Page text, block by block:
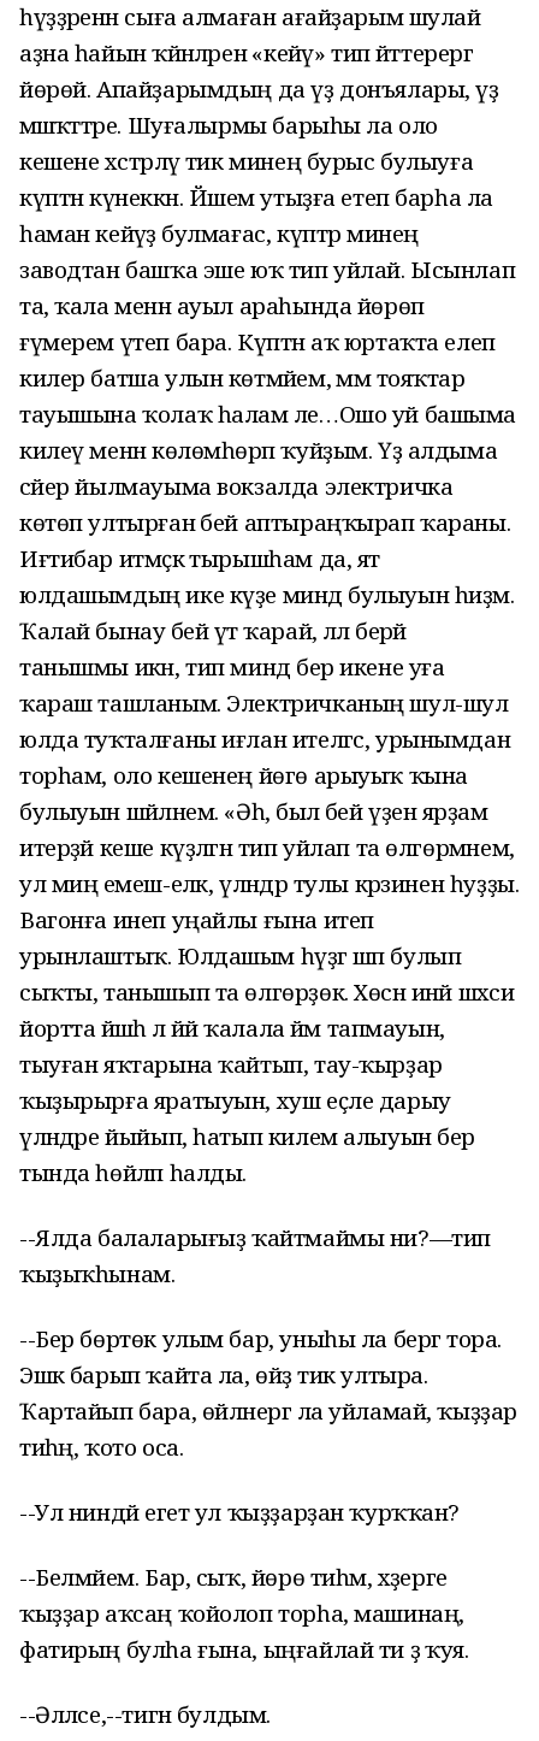
һүҙҙәренән сыға алмаған ағайҙарым шулай
аҙна һайын ҡәйнәләренә «кейәү» тип әйттерергә
йөрөй. Апайҙарымдың да үҙ донъялары, үҙ
мәшәҡәттәре. Шуғалырмы барыһы ла оло
кешене хәстәрләү тик минең бурыс булыуға
күптән күнеккән. Йәшем утыҙға етеп барһа ла
һаман кейәүҙә булмағас, күптәр минең
заводтан башҡа эше юҡ тип уйлай. Ысынлап
та, ҡала менән ауыл араһында йөрөп
ғүмерем үтеп бара. Күптән аҡ юртаҡта елеп
килер батша улын көтмәйем, әммә тояҡтар
тауышына ҡолаҡ һалам әле…Ошо уй башыма
килеү менән көлөмһөрәп ҡуйҙым. Үҙ алдыма
сәйер йылмауыма вокзалда электричка
көтөп ултырған әбей аптыраңҡырап ҡараны.
Иғтибар итмәҫкә тырышһам да, ят
юлдашымдың ике күҙе миндә булыуын һиҙәм.
Ҡалай бынау әбей үтә ҡарай, әллә берәй
танышмы икән, тип миндә бер икене уға
ҡараш ташланым. Электричканың шул-шул
юлда туҡталғаны иғлан ителгәс, урынымдан
торһам, оло кешенең йөгө арыуыҡ ҡына
булыуын шәйләнем. «Әһә, был әбей үҙенә ярҙам
итерҙәй кеше күҙләгән тип уйлап та өлгөрмәнем,
ул миңә емеш-еләк, үләндәр тулы кәрзинен һуҙҙы.
Вагонға инеп уңайлы ғына итеп
урынлаштыҡ. Юлдашым һүҙгә шәп булып
сыҡты, танышып та өлгөрҙөк. Хөснә инәй шәхси
йортта йәшәһә лә йәй ҡалала йәм тапмауын,
тыуған яҡтарына ҡайтып, тау-ҡырҙар
ҡыҙырырға яратыуын, хуш еҫле дарыу
үләндәре йыйып, һатып килем алыуын бер
тында һөйләп һалды.
--Ялда балаларығыҙ ҡайтмаймы ни?—тип
ҡыҙыҡһынам.
--Бер бөртөк улым бар, уныһы ла бергә тора.
Эшкә барып ҡайта ла, өйҙә тик ултыра.
Ҡартайып бара, өйләнергә ла уйламай, ҡыҙҙар
тиһәң, ҡото оса.
--Ул ниндәй егет ул ҡыҙҙарҙан ҡурҡҡан?
--Белмәйем. Бар, сыҡ, йөрө тиһәм, хәҙерге
ҡыҙҙар аҡсаң ҡойолоп торһа, машинаң,
фатирың булһа ғына, ыңғайлай ти ҙә ҡуя.
--Әлләсе,--тигән булдым.